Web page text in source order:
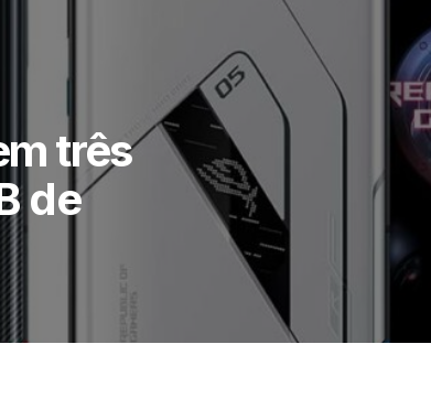
três
de